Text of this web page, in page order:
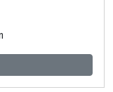
usati